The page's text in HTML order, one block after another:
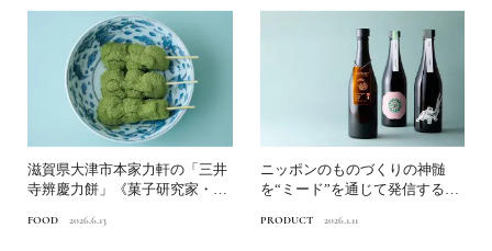
滋賀県大津市本家力軒の「三井
寺辨慶力餅」《菓子研究家・福
FOOD 2026.6.13
ニッポンのものづくりの神髄
を“ミード”を通じて発信する｜
PRODUCT 2026.1.11